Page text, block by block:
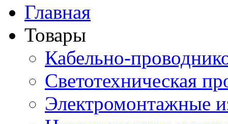
Главная
Товары
Кабельно-
Светотехническая
Электромонтажные